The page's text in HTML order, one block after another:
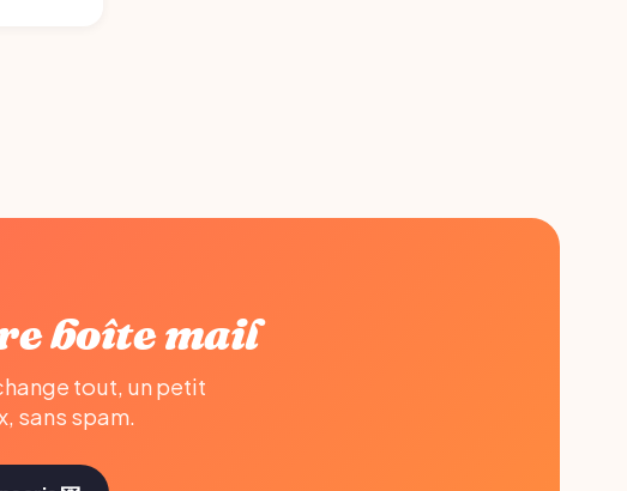
boîte mail
tout, un petit
sans spam.